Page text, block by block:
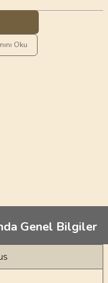
Oku
Genel Bilgiler